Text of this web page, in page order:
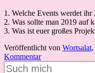
1. Welche Events werdet ihr
2. Was sollte man 2019 auf
3. Was ist euer großes
Veröffentlicht von Wortsalat
Kommentar
Suchen